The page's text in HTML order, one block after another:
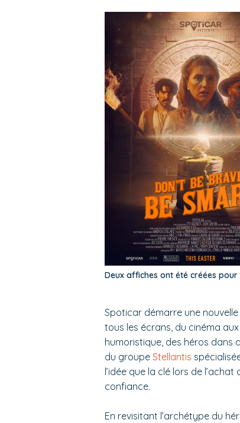
Deux affiches ont été créées
Spoticar démarre une
tous les écrans, du cinéma
humoristique, des héros dans
du groupe Stellantis
l’idée que la clé lors de
confiance.
En revisitant l’archétype du